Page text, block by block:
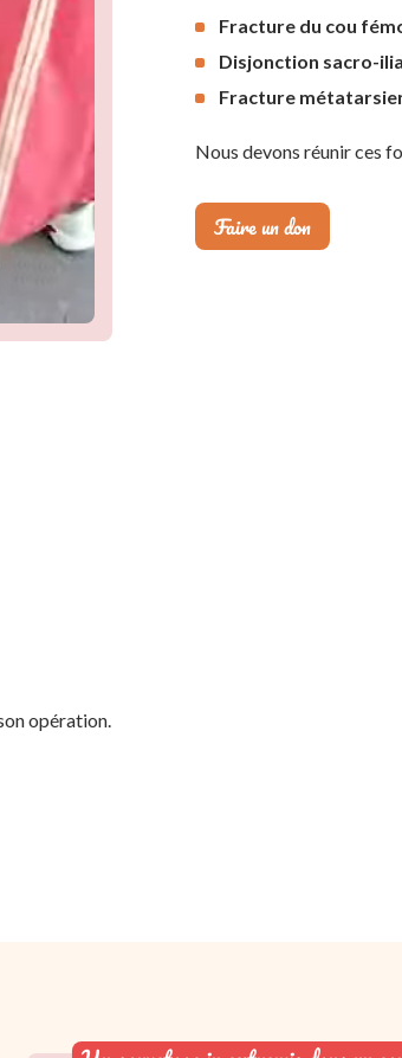
Fracture du cou
Disjonction sacro-
Fracture
Nous devons réunir ces
Faire un don
opération.